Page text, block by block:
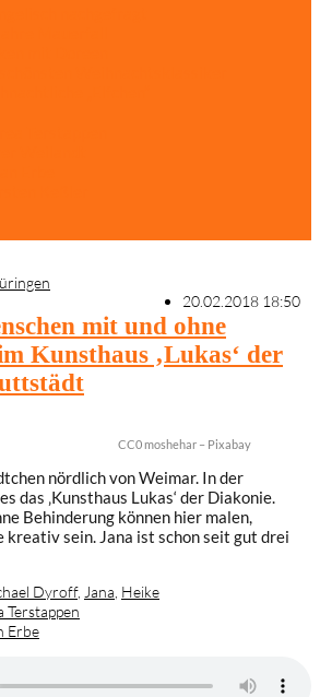
20.02.2018 18:50
mit und ohne
Kunsthaus ‚Lukas‘ der
CC0 moshehar – Pixabay
nördlich von Weimar. In der
das ‚Kunsthaus Lukas‘ der Diakonie.
Behinderung können hier malen,
kreativ sein. Jana ist schon seit gut drei
Dyroff, Jana Heike
Terstappen
Erbe